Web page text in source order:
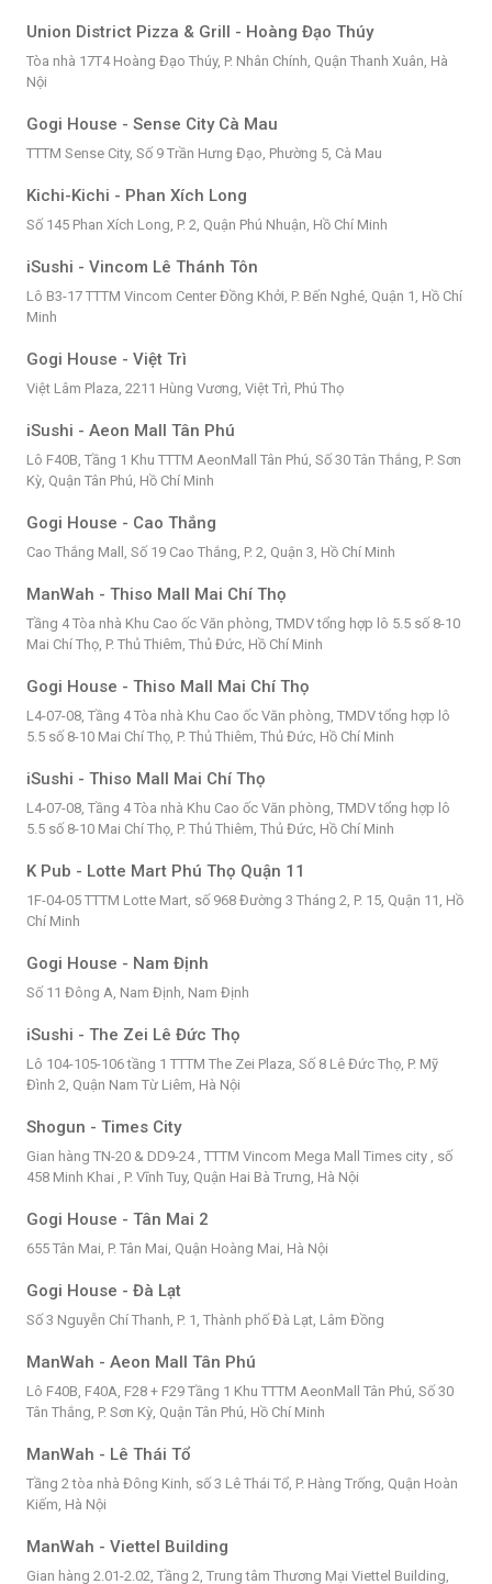
Union District Pizza & Grill - Hoàng Đạo Thúy
Tòa nhà 17T4 Hoàng Đạo Thúy, P. Nhân Chính, Quận Thanh Xuân, Hà
Nội
Gogi House - Sense City Cà Mau
TTTM Sense City, Số 9 Trần Hưng Đạo, Phường 5, Cà Mau
Kichi-Kichi - Phan Xích Long
Số 145 Phan Xích Long, P. 2, Quận Phú Nhuận, Hồ Chí Minh
iSushi - Vincom Lê Thánh Tôn
Lô B3-17 TTTM Vincom Center Đồng Khởi, P. Bến Nghé, Quận 1, Hồ Chí
Minh
Gogi House - Việt Trì
Việt Lâm Plaza, 2211 Hùng Vương, Việt Trì, Phú Thọ
iSushi - Aeon Mall Tân Phú
Lô F40B, Tầng 1 Khu TTTM AeonMall Tân Phú, Số 30 Tân Thắng, P. Sơn
Kỳ, Quận Tân Phú, Hồ Chí Minh
Gogi House - Cao Thắng
Cao Thắng Mall, Số 19 Cao Thắng, P. 2, Quận 3, Hồ Chí Minh
ManWah - Thiso Mall Mai Chí Thọ
Tầng 4 Tòa nhà Khu Cao ốc Văn phòng, TMDV tổng hợp lô 5.5 số 8-10
Mai Chí Thọ, P. Thủ Thiêm, Thủ Đức, Hồ Chí Minh
Gogi House - Thiso Mall Mai Chí Thọ
L4-07-08, Tầng 4 Tòa nhà Khu Cao ốc Văn phòng, TMDV tổng hợp lô
5.5 số 8-10 Mai Chí Thọ, P. Thủ Thiêm, Thủ Đức, Hồ Chí Minh
iSushi - Thiso Mall Mai Chí Thọ
L4-07-08, Tầng 4 Tòa nhà Khu Cao ốc Văn phòng, TMDV tổng hợp lô
5.5 số 8-10 Mai Chí Thọ, P. Thủ Thiêm, Thủ Đức, Hồ Chí Minh
K Pub - Lotte Mart Phú Thọ Quận 11
1F-04-05 TTTM Lotte Mart, số 968 Đường 3 Tháng 2, P. 15, Quận 11, Hồ
Chí Minh
Gogi House - Nam Định
Số 11 Đông A, Nam Định, Nam Định
iSushi - The Zei Lê Đức Thọ
Lô 104-105-106 tầng 1 TTTM The Zei Plaza, Số 8 Lê Đức Thọ, P. Mỹ
Đình 2, Quận Nam Từ Liêm, Hà Nội
Shogun - Times City
Gian hàng TN-20 & DD9-24 , TTTM Vincom Mega Mall Times city , số
458 Minh Khai , P. Vĩnh Tuy, Quận Hai Bà Trưng, Hà Nội
Gogi House - Tân Mai 2
655 Tân Mai, P. Tân Mai, Quận Hoàng Mai, Hà Nội
Gogi House - Đà Lạt
Số 3 Nguyễn Chí Thanh, P. 1, Thành phố Đà Lạt, Lâm Đồng
ManWah - Aeon Mall Tân Phú
Lô F40B, F40A, F28 + F29 Tầng 1 Khu TTTM AeonMall Tân Phú, Số 30
Tân Thắng, P. Sơn Kỳ, Quận Tân Phú, Hồ Chí Minh
ManWah - Lê Thái Tổ
Tầng 2 tòa nhà Đông Kinh, số 3 Lê Thái Tổ, P. Hàng Trống, Quận Hoàn
Kiếm, Hà Nội
ManWah - Viettel Building
Gian hàng 2.01-2.02, Tầng 2, Trung tâm Thương Mại Viettel Building,